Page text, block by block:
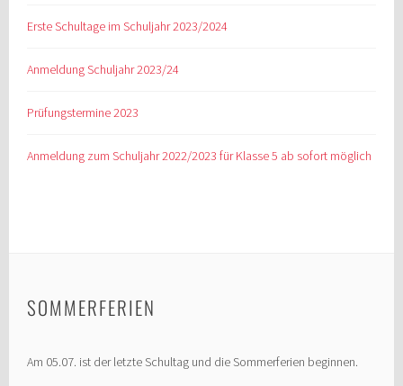
Erste Schultage im Schuljahr 2023/2024
Anmeldung Schuljahr 2023/24
Prüfungstermine 2023
Anmeldung zum Schuljahr 2022/2023 für Klasse 5 ab sofort möglich
SOMMERFERIEN
Am 05.07. ist der letzte Schultag und die Sommerferien beginnen.